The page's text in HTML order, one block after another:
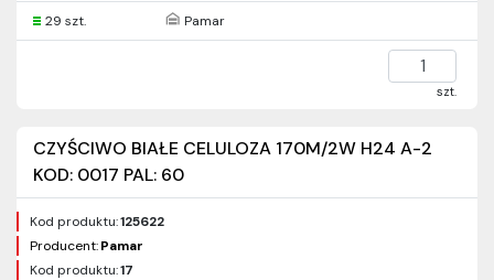
29 szt. Pamar
szt.
CZYŚCIWO BIAŁE CELULOZA 170M/2W H24 A-2
KOD: 0017 PAL: 60
Kod produktu:125622
Producent:Pamar
Kod produktu:17